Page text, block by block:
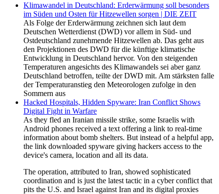
Klimawandel in Deutschland: Erderwärmung soll besonders
im Süden und Osten für Hitzewellen sorgen | DIE ZEIT
Als Folge der Erderwärmung zeichnen sich laut dem
Deutschen Wetterdienst (DWD) vor allem in Süd- und
Ostdeutschland zunehmende Hitzewellen ab. Das geht aus
den Projektionen des DWD für die künftige klimatische
Entwicklung in Deutschland hervor. Von den steigenden
Temperaturen angesichts des Klimawandels sei aber ganz
Deutschland betroffen, teilte der DWD mit. Am stärksten falle
der Temperaturanstieg den Meteorologen zufolge in den
Sommern aus
Hacked Hospitals, Hidden Spyware: Iran Conflict Shows
Digital Fight in Warfare
As they fled an Iranian missile strike, some Israelis with
Android phones received a text offering a link to real-time
information about bomb shelters. But instead of a helpful app,
the link downloaded spyware giving hackers access to the
device's camera, location and all its data.
The operation, attributed to Iran, showed sophisticated
coordination and is just the latest tactic in a cyber conflict that
pits the U.S. and Israel against Iran and its digital proxies